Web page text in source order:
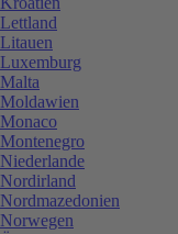
Lettland
Litauen
Luxemburg
Malta
Moldawien
Monaco
Montenegro
Niederlande
Nordirland
Nordmazedonien
Norwegen